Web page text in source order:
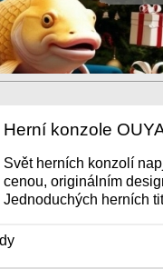
Herní konzole
Svět herních konzolí
cenou, originálním
Jednoduchých herních